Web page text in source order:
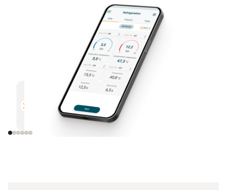
與所有支援藍牙的德圖測量儀器相